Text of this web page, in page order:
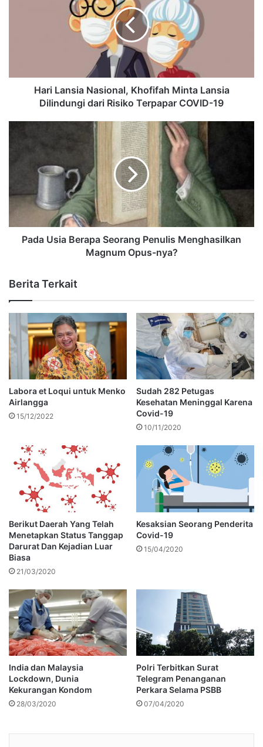
Hari Lansia Nasional, Khofifah Minta Lansia
Dilindungi dari Risiko Terpapar COVID-19
Pada Usia Berapa Seorang Penulis Menghasilkan
Magnum Opus-nya?
Berita Terkait
Labora et Loqui untuk Menko
Airlangga
15/12/2022
Sudah 282 Petugas
Kesehatan Meninggal Karena
Covid-19
10/11/2020
Berikut Daerah Yang Telah
Menetapkan Status Tanggap
Darurat Dan Kejadian Luar
Biasa
21/03/2020
Kesaksian Seorang Penderita
Covid-19
15/04/2020
India dan Malaysia
Lockdown, Dunia
Kekurangan Kondom
28/03/2020
Polri Terbitkan Surat
Telegram Penanganan
Perkara Selama PSBB
07/04/2020